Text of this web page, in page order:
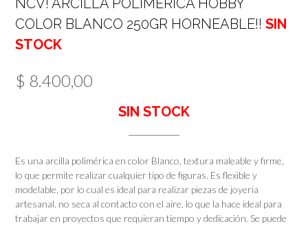
NCV! ARCILLA POLIMÉRICA HOBBY
COLOR BLANCO 250GR HORNEABLE!! SIN
STOCK
$ 8.400,00
SIN STOCK
Es una arcilla polimérica en color Blanco, textura maleable y firme,
lo que permite realizar cualquier tipo de figuras. Es flexible y
modelable, por lo cual es ideal para realizar piezas de joyería
artesanal. no seca al contacto con el aire, lo que la hace ideal para
trabajar en proyectos que requieran tiempo y dedicación. Se puede